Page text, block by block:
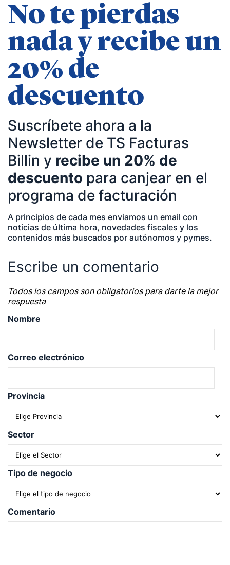
— Entrevista en
KFund.
— Entrevista en AXA Seguros España.
— Entrevista en GestionaRadio.
Marcos De La Cueva en eventos
— Participación como ponente en Accountex
Temáticas de especialización
negocios | startups | contabilidad| fiscalidad |
empresas| asesorías| autonomos | emprendedores
| pequeños negocios | economía | ADE | pymes |
desarrollo de negocio
No te pierdas
nada y recibe un
20% de
descuento
Suscríbete ahora a la
Newsletter de TS Facturas
Billin y recibe un 20% de
descuento para canjear en el
programa de facturación
A principios de cada mes enviamos un email con
noticias de última hora, novedades fiscales y los
contenidos más buscados por autónomos y pymes.
Escribe un comentario
Todos los campos son obligatorios para darte la mejor
respuesta
Nombre
Correo electrónico
Provincia
Sector
Tipo de negocio
Comentario